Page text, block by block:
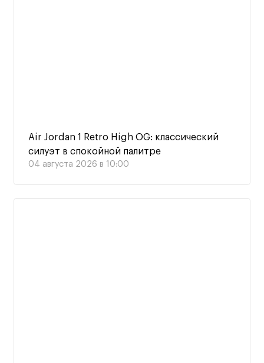
Air Jordan 1 Retro High OG: классический
силуэт в спокойной палитре
04 августа 2026 в 10:00